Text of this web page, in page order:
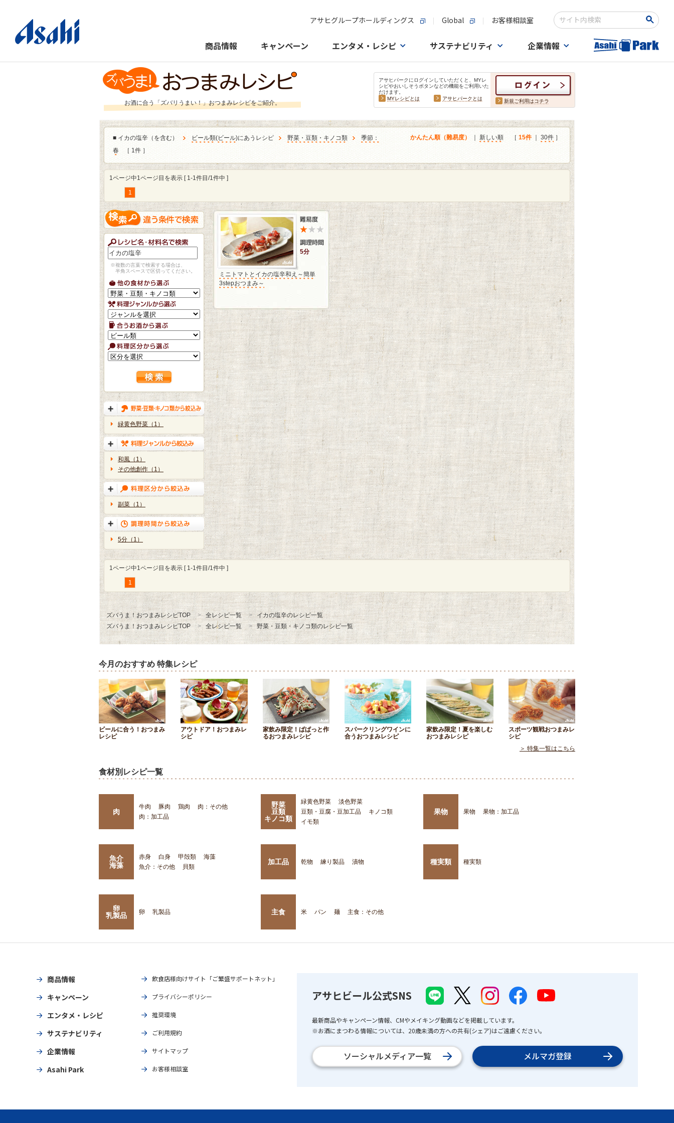
アサヒグループホールディングス Global お客様相談室
検索キーワード入力
商品情報 キャンペーン エンタメ・レシピ サステナビリティ 企業情報
お酒に合う「ズバリうまい！」おつまみレシピをご紹介。
アサヒパークにログインしていただくと、MYレ
シピやおいしそうボタンなどの機能をご利用いた
だけます。
MYレシピとは
アサヒパークとは 新規ご利用はコチラ
■ イカの塩辛（を含む） ビール類(ビール)にあうレシピ 野菜・豆類・キノコ類
季節：
春
［ 1件 ］
かんたん順（難易度） 新しい順 ［ 15件｜ 30件 ］
1ページ中1ページ目を表示 [ 1-1件目/1件中 ]
1
※複数の言葉で検索する場合は、
半角スペースで区切ってください。
緑黄色野菜（1）
和風（1）
その他創作（1）
副菜（1）
5分（1）
5分
ミニトマトとイカの塩辛和え～簡単
3stepおつまみ～
1ページ中1ページ目を表示 [ 1-1件目/1件中 ]
1
ズバうま！おつまみレシピTOP 全レシピ一覧
イカの塩辛のレシピ一覧
ズバうま！おつまみレシピTOP
全レシピ一覧 野菜・豆類・キノコ類のレシピ一覧
今月のおすすめ 特集レシピ
ビールに合う！おつまみ
レシピ
アウトドア！おつまみレ
シピ
家飲み限定！ぱぱっと作
るおつまみレシピ
スパークリングワインに
合うおつまみレシピ
家飲み限定！夏を楽しむ
おつまみレシピ
スポーツ観戦おつまみレ
シピ
＞ 特集一覧はこちら
食材別レシピ一覧
肉
牛肉 豚肉 鶏肉
肉：その他
肉：加工品
野菜
豆類
キノコ類
緑黄色野菜
淡色野菜
豆類・豆腐・豆加工品
キノコ類
イモ類
果物 果物 果物：加工品
魚介
海藻
赤身 白身 甲殻類
海藻
魚介：その他
貝類
加工品 乾物 練り製品 漬物 種実類 種実類
卵
乳製品
卵 乳製品 主食 米 パン 麺 主食：その他
商品情報
キャンペーン
エンタメ・レシピ
サステナビリティ
企業情報
Asahi Park
飲食店様向けサイト「ご繁盛サポートネット」
プライバシーポリシー
推奨環境
ご利用規約
サイトマップ
お客様相談室
アサヒビール公式SNS
最新商品やキャンペーン情報、CMやメイキング動画などを掲載しています。
※お酒にまつわる情報については、20歳未満の方への共有(シェア)はご遠慮ください。
ソーシャルメディア一覧 メルマガ登録